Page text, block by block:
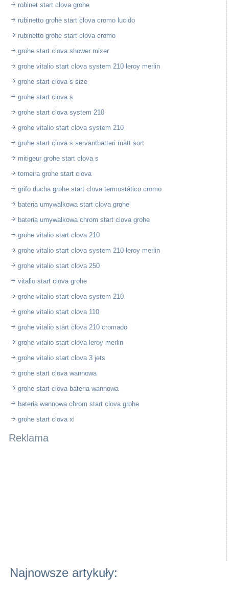
robinet start clova grohe
rubinetto grohe start clova cromo lucido
rubinetto grohe start clova cromo
grohe start clova shower mixer
grohe vitalio start clova system 210 leroy merlin
grohe start clova s size
grohe start clova s
grohe start clova system 210
grohe vitalio start clova system 210
grohe start clova s servantbatteri matt sort
mitigeur grohe start clova s
torneira grohe start clova
grifo ducha grohe start clova termostático cromo
bateria umywalkowa start clova grohe
bateria umywalkowa chrom start clova grohe
grohe vitalio start clova 210
grohe vitalio start clova system 210 leroy merlin
grohe vitalio start clova 250
vitalio start clova grohe
grohe vitalio start clova system 210
grohe vitalio start clova 110
grohe vitalio start clova 210 cromado
grohe vitalio start clova leroy merlin
grohe vitalio start clova 3 jets
grohe start clova wannowa
grohe start clova bateria wannowa
bateria wannowa chrom start clova grohe
grohe start clova xl
Reklama
Najnowsze artykuły: